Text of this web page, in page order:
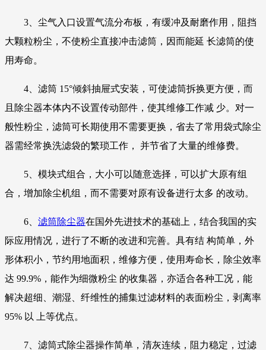
3、尘气入口设置气流分布板，有缓冲及耐磨作用，阻挡
大颗粒粉尘，不使粉尘直接冲击滤筒，因而能延 长滤筒的使
用寿命。
4、滤筒 15°倾斜抽屉式安装，可使滤筒拆换更方便，而
且除尘器本体内不设置传动部件，使其维修工作减 少。对一
般性粉尘，滤筒可长期使用不需要更换，省去了常用袋式除尘
器需经常换洗滤袋的繁琐工作， 并节省了大量的维修费。
5、模块式组合，大小可以随意选择，可以扩大原有组
合，增加除尘机组，而不需要对原有设备进行太多 的改动。
6、 滤筒除尘器在国外先进技术的基础上，结合我国的实
际应用情况，进行了不断的改进和完善。具有结 构简单，外
形体积小，节约用地面积，维修方便，使用寿命长，除尘效率
达 99.9%，能作为细微粉尘 的收集器，亦适合各种工况，能
解决超细、潮湿、纤维性的捕集过滤材料的表面粉尘，剥离率
95% 以 上等优点。
7、滤筒式除尘器操作简单，清灰连续，阻力稳定，过滤